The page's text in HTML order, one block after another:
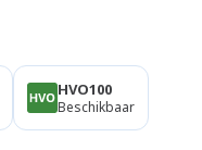
HVO100
Beschikbaar